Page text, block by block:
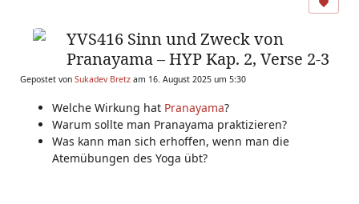
YVS416 Sinn und Zweck von
Pranayama – HYP Kap. 2, Verse 2-3
Gepostet von Sukadev Bretz am 16. August 2025 um 5:30
Welche Wirkung hat Pranayama?
Warum sollte man Pranayama praktizieren?
Was kann man sich erhoffen, wenn man die
Atemübungen des Yoga übt?